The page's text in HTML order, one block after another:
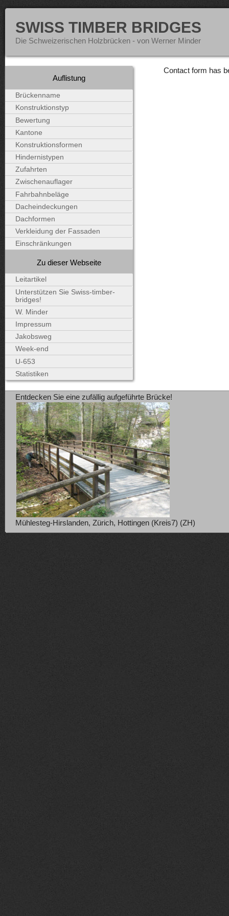
SWISS TIMBER BRIDGES
Die Schweizerischen Holzbrücken - von Werner Minder
Contact form has
Auflistung
Brückenname
Konstruktionstyp
Bewertung
Kantone
Konstruktionsformen
Hindernistypen
Zufahrten
Zwischenauflager
Fahrbahnbeläge
Dacheindeckungen
Dachformen
Verkleidung der Fassaden
Einschränkungen
Zu dieser Webseite
Leitartikel
Unterstützen Sie Swiss-timber-
bridges!
W. Minder
Impressum
Jakobsweg
Week-end
U-653
Statistiken
Entdecken Sie eine zufällig aufgeführte Brücke!
Mühlesteg-Hirslanden, Zürich, Hottingen (Kreis7) (ZH)